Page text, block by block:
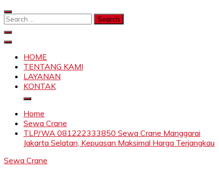
Skip
to
Search
SKYLIFTHOME
TENTANG KAMI
LAYANAN
KONTAK
Home
Sewa Crane
TLP/WA 081222333850 Sewa Crane Manggarai
Jakarta Selatan, Kepuasan Maksimal Harga Terjangkau
Sewa Crane